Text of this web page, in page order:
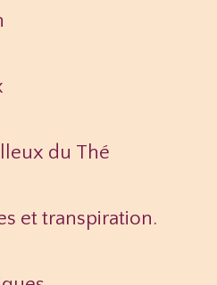
du Thé
et transpiration.